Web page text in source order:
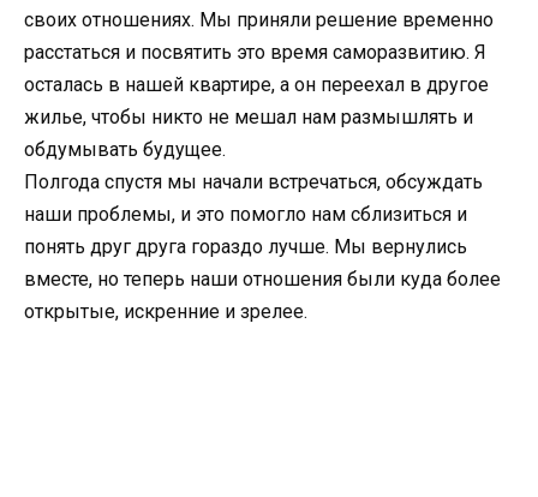
своих отношениях. Мы приняли решение временно
расстаться и посвятить это время саморазвитию. Я
осталась в нашей квартире, а он переехал в другое
жилье, чтобы никто не мешал нам размышлять и
обдумывать будущее.
Полгода спустя мы начали встречаться, обсуждать
наши проблемы, и это помогло нам сблизиться и
понять друг друга гораздо лучше. Мы вернулись
вместе, но теперь наши отношения были куда более
открытые, искренние и зрелее.